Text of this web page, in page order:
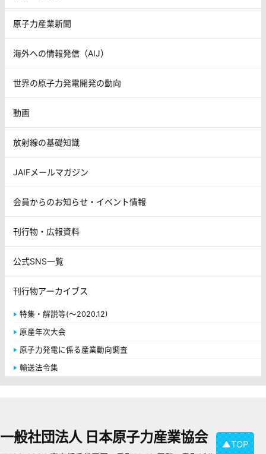
原子力産業新聞
海外への情報発信（AIJ）
世界の原子力発電開発の動向
動画
放射線の基礎知識
JAIFメールマガジン
会員からのお知らせ・イベント情報
刊行物・広報資料
公式SNS一覧
刊行物アーカイブス
特集・解説等(～2020.12)
原産年次大会
原子力発電に係る産業動向調査
輸送法令集
▲TOP
一般社団法人 日本原子力産業協会